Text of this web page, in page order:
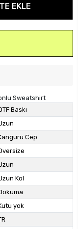
EKLE
Sweatshirt
Baskı
Cep
Kol
yok